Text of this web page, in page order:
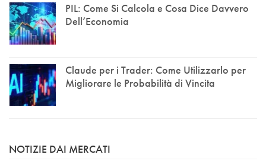
PIL: Come Si Calcola e Cosa Dice Davvero
Dell’Economia
Claude per i Trader: Come Utilizzarlo per
Migliorare le Probabilità di Vincita
NOTIZIE DAI MERCATI